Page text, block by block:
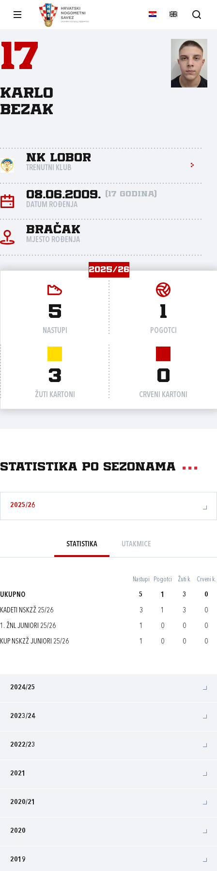
17
Karlo
Bezak
NK Lobor
TRENUTNI KLUB
08.06.2009. (17 godina)
DATUM ROĐENJA
Bračak
MJESTO ROĐENJA
2025/26
5
NASTUPI
1
POGOTCI
3
ŽUTI KARTONI
0
CRVENI KARTONI
Statistika po sezonama
2025/26
STATISTIKA UTAKMICE
Nastupi Pogotci Žuti k. Crveni k.
UKUPNO 5 1 3 0
KADETI NSKZŽ 25/26 3 1 3 0
1. ŽNL JUNIORI 25/26 1 0 0 0
KUP NSKZŽ JUNIORI 25/26 1 0 0 0
2024/25
2023/24
2022/23
2021
2020/21
2020
2019